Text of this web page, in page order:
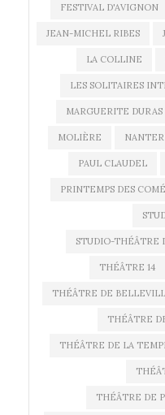
FESTIVAL D'AVIGNON
JEAN-MICHEL RIBES
LA COLLINE
LES SOLITAIRES
MARGUERITE DURAS
MOLIÈRE
PAUL CLAUDEL
PRINTEMPS DES
STUDIO-THÉÂTRE
THÉÂTRE 14
THÉÂTRE DE
THÉÂTRE
THÉÂTRE DE LA
THÉÂTRE DE